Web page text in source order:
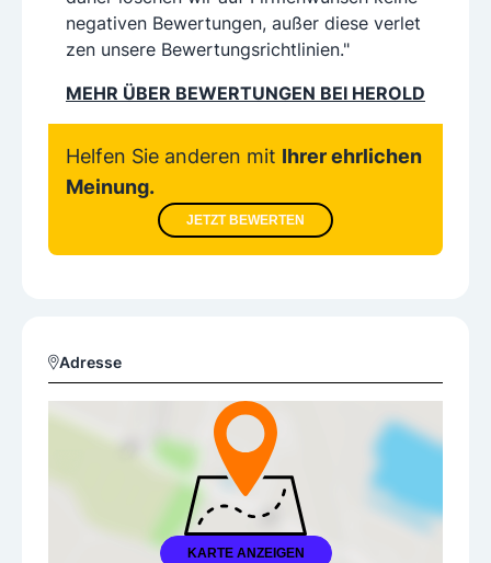
negativen Bewertungen, außer diese verlet
zen unsere Bewertungsrichtlinien."
MEHR ÜBER BEWERTUNGEN BEI HEROLD
Helfen Sie anderen mit Ihrer ehrlichen
Meinung.
JETZT BEWERTEN
Adresse
KARTE ANZEIGEN